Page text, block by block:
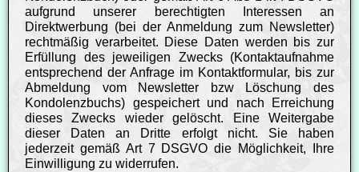
aufgrund unserer berechtigten Interessen an
Direktwerbung (bei der Anmeldung zum Newsletter)
rechtmäßig verarbeitet. Diese Daten werden bis zur
Erfüllung des jeweiligen Zwecks (Kontaktaufnahme
entsprechend der Anfrage im Kontaktformular, bis zur
Abmeldung vom Newsletter bzw Löschung des
Kondolenzbuchs) gespeichert und nach Erreichung
dieses Zwecks wieder gelöscht. Eine Weitergabe
dieser Daten an Dritte erfolgt nicht. Sie haben
jederzeit gemäß Art 7 DSGVO die Möglichkeit, Ihre
Einwilligung zu widerrufen.